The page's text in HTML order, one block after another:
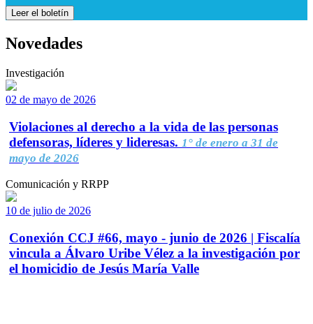
Leer el boletín
Novedades
Investigación
02 de mayo de 2026
Violaciones al derecho a la vida de las personas
defensoras, líderes y lideresas. 1° de enero a 31 de
mayo de 2026
Comunicación y RRPP
10 de julio de 2026
Conexión CCJ #66, mayo - junio de 2026 | Fiscalía
vincula a Álvaro Uribe Vélez a la investigación por
el homicidio de Jesús María Valle